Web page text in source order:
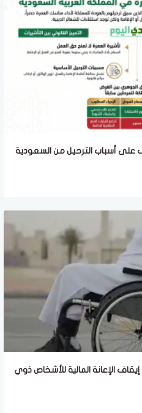
أسباب الترحيل من السعودية
الإعانة المالية للأشخاص ذوي